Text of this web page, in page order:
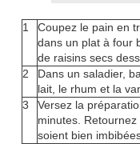
1
Coupez le pain en
dans un plat à four
de raisins secs
2
Dans un saladier,
lait, le rhum et la
3
Versez la
minutes.
soient bien